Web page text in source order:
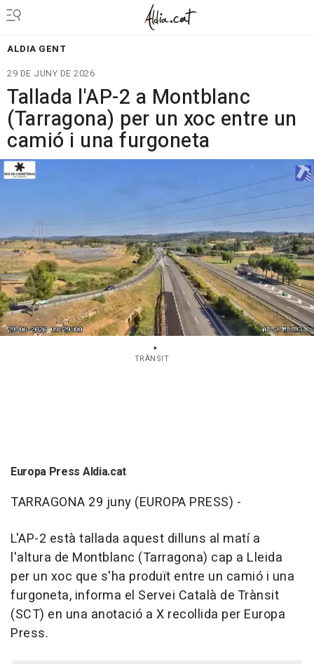
ALDIA GENT
29 DE JUNY DE 2026
Tallada l'AP-2 a Montblanc
(Tarragona) per un xoc entre un
camió i una furgoneta
TRÀNSIT
Europa Press Aldia.cat
TARRAGONA 29 juny (EUROPA PRESS) -
L'AP-2 està tallada aquest dilluns al matí a
l'altura de Montblanc (Tarragona) cap a Lleida
per un xoc que s'ha produït entre un camió i una
furgoneta, informa el Servei Català de Trànsit
(SCT) en una anotació a X recollida per Europa
Press.